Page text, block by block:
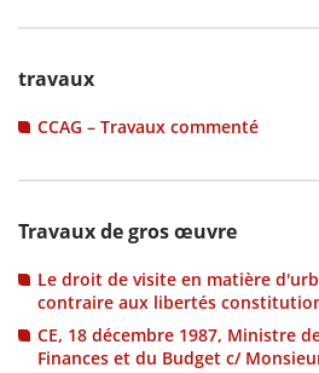
travaux
CCAG – Travaux commenté
Travaux de gros œuvre
Le droit de visite en matière
contraire aux libertés
CE, 18 décembre 1987, Ministre
Finances et du Budget c/